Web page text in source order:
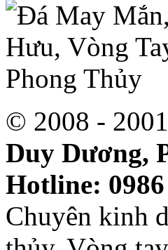
© 2008 -
Duy Dương,
Hotline: 0986
Chuyên kinh